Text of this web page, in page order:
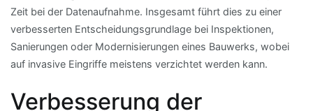
Zeit bei der Datenaufnahme. Insgesamt führt dies zu einer
verbesserten Entscheidungsgrundlage bei Inspektionen,
Sanierungen oder Modernisierungen eines Bauwerks, wobei
auf invasive Eingriffe meistens verzichtet werden kann.
Verbesserung der